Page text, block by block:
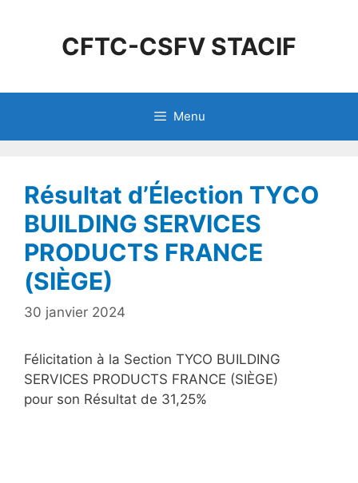
CFTC-CSFV STACIF
Menu
Résultat d’Élection TYCO
BUILDING SERVICES
PRODUCTS FRANCE
(SIÈGE)
30 janvier 2024
Félicitation à la Section TYCO BUILDING
SERVICES PRODUCTS FRANCE (SIÈGE)
pour son Résultat de 31,25%